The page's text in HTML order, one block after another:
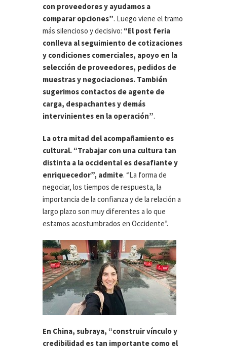
con proveedores y ayudamos a
comparar opciones”. Luego viene el tramo
más silencioso y decisivo: “El post feria
conlleva al seguimiento de cotizaciones
y condiciones comerciales, apoyo en la
selección de proveedores, pedidos de
muestras y negociaciones. También
sugerimos contactos de agente de
carga, despachantes y demás
intervinientes en la operación”.
La otra mitad del acompañamiento es
cultural. “Trabajar con una cultura tan
distinta a la occidental es desafiante y
enriquecedor”, admite. “La forma de
negociar, los tiempos de respuesta, la
importancia de la confianza y de la relación a
largo plazo son muy diferentes a lo que
estamos acostumbrados en Occidente”.
En China, subraya, “construir vínculo y
credibilidad es tan importante como el